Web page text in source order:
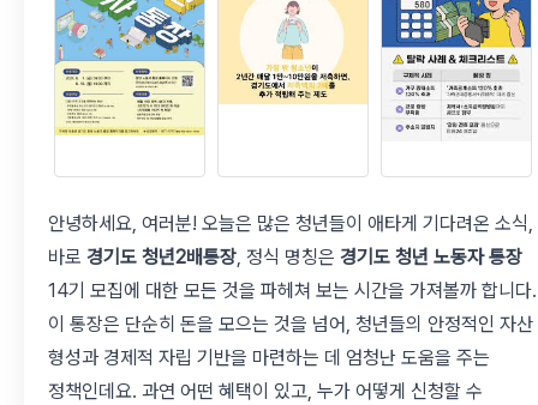
안녕하세요, 여러분! 오늘은 많은 청년들이 애타게 기다려온 소식,
바로 경기도 청년2배통장, 정식 명칭은 경기도 청년 노동자 통장
14기 모집에 대한 모든 것을 파헤쳐 보는 시간을 가져볼까 합니다.
이 통장은 단순히 돈을 모으는 것을 넘어, 청년들의 안정적인 자산
형성과 경제적 자립 기반을 마련하는 데 엄청난 도움을 주는
정책인데요. 과연 어떤 혜택이 있고, 누가 어떻게 신청할 수